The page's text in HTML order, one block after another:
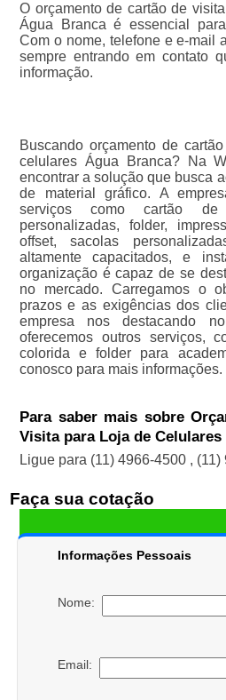
O orçamento de cartão de
Água Branca é essencial
Com o nome, telefone e e-mail
sempre entrando em contato
informação.
Buscando orçamento de
celulares Água Branca? Na
encontrar a solução que busca
de material gráfico. A
serviços como cartão de
personalizadas, folder,
offset, sacolas
altamente capacitados, e
organização é capaz de se
no mercado. Carregamos o
prazos e as exigências dos
empresa nos destacando
oferecemos outros serviços,
colorida e folder para
conosco para mais informações.
Para saber mais sobre
Visita para Loja de Celulares
Ligue para (11) 4966-4500 , (11)
Faça sua cotação
Informações Pessoais
Nome:
Email: